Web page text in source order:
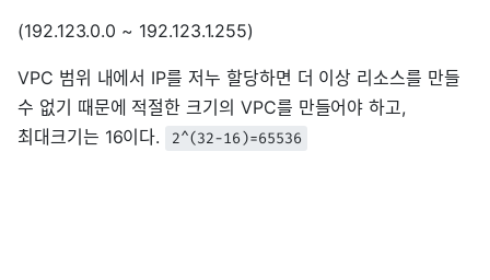
(192.123.0.0 ~ 192.123.1.255)
VPC 범위 내에서 IP를 저누 할당하면 더 이상 리소스를 만들
수 없기 때문에 적절한 크기의 VPC를 만들어야 하고,
최대크기는 16이다.
2^(32-16)=65536